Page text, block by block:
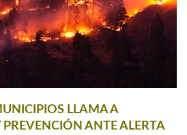
LLAMA A
ANTE ALERTA